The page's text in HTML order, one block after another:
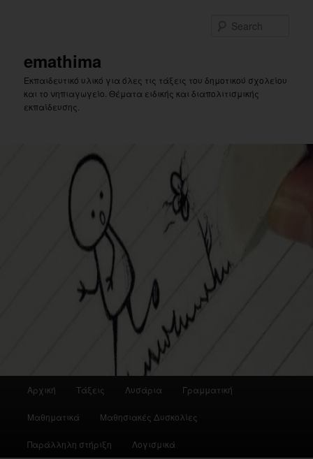
emathima
Εκπαιδευτικό υλικό για όλες τις τάξεις του δημοτικού σχολείου
και το νηπιαγωγείο. Θέματα ειδικής και διαπολιτισμικής
εκπαίδευσης.
Αρχική Τάξεις Λυσάρια Γραμματική
Μαθηματικά Μαθησιακές Δυσκολίες
Παράλληλη στήριξη Λογισμικά